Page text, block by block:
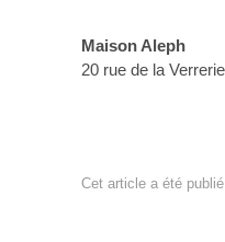
Maison Aleph
20 rue de la
Cet article a été